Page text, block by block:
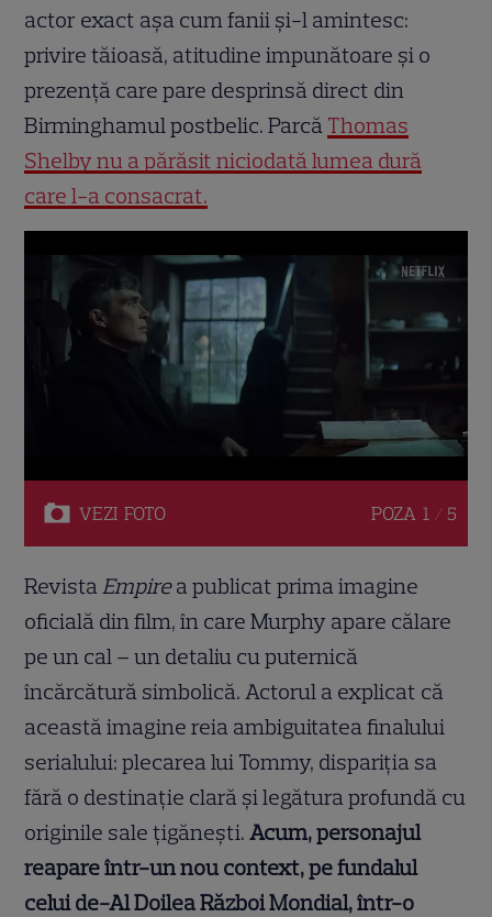
actor exact așa cum fanii și-l amintesc:
privire tăioasă, atitudine impunătoare și o
prezență care pare desprinsă direct din
Birminghamul postbelic. Parcă Thomas
Shelby nu a părăsit niciodată lumea dură
care l-a consacrat.
VEZI FOTO POZA 1 / 5
RevistaEmpirea publicat prima imagine
oficială din film, în care Murphy apare călare
pe un cal – un detaliu cu puternică
încărcătură simbolică. Actorul a explicat că
această imagine reia ambiguitatea finalului
serialului: plecarea lui Tommy, dispariția sa
fără o destinație clară și legătura profundă cu
originile sale țigănești. Acum, personajul
reapare într-un nou context, pe fundalul
celui de-Al Doilea Război Mondial, într-o